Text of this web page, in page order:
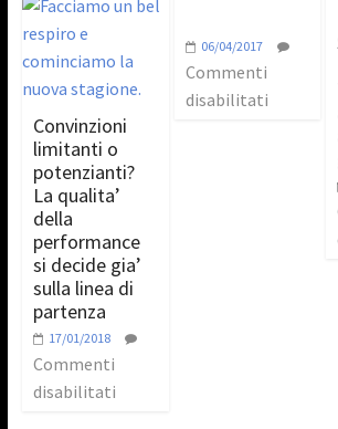
Convinzioni
limitanti o
potenzianti?
La qualita’
della
performance
si decide gia’
sulla linea di
partenza
17/01/2018
Commenti
disabilitati
06/04/2017
Commenti
disabilitati